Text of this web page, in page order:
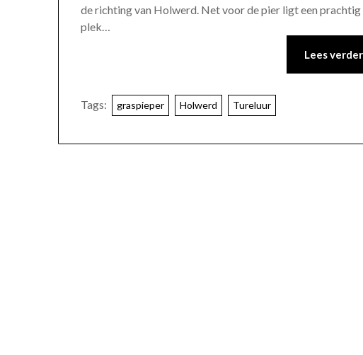
de richting van Holwerd. Net voor de pier ligt een
plek…
Lees verder
Tags: graspieper Holwerd Tureluur